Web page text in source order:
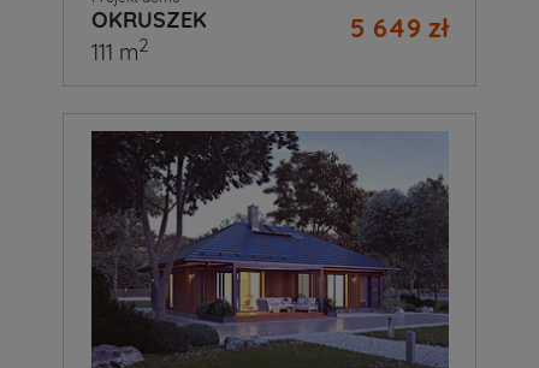
OKRUSZEK 5 649 zł
111 m2